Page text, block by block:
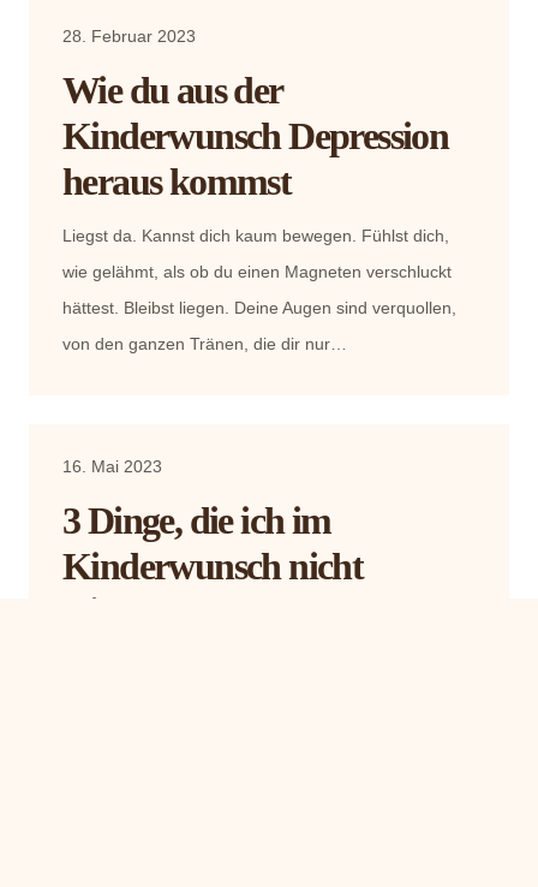
28. Februar 2023
Wie du aus der
Kinderwunsch Depression
heraus kommst
Liegst da. Kannst dich kaum bewegen. Fühlst dich,
wie gelähmt, als ob du einen Magneten verschluckt
hättest. Bleibst liegen. Deine Augen sind verquollen,
von den ganzen Tränen, die dir nur…
16. Mai 2023
3 Dinge, die ich im
Kinderwunsch nicht
trinken würde!